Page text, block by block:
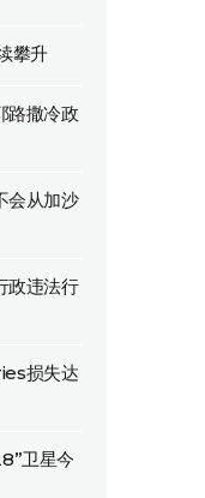
攀升
路撒冷政
会从加沙
政违法行
损失达
卫星今